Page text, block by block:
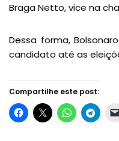
Braga Netto, vice na
Dessa forma,
candidato até as
Compartilhe este post: